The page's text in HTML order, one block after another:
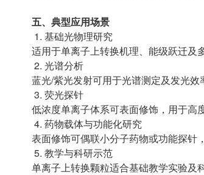
五、典型应用场景
1. 基础光物理研究
适用于单离子上转换机理、能级跃迁及
2. 光谱分析
蓝光/紫光发射可用于光谱测定及发光效
3. 荧光探针
低浓度单离子体系可表面修饰，用于高
4. 药物载体与功能化研究
表面修饰可偶联小分子药物或功能探针
5. 教学与科研示范
单离子上转换颗粒适合基础教学实验及